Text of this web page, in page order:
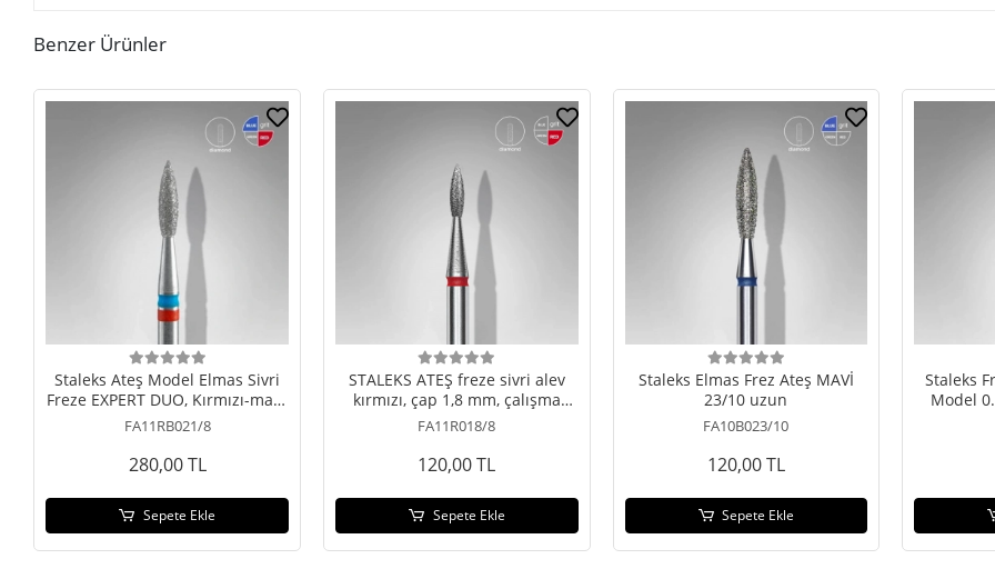
Benzer Ürünler
Staleks Ateş Model Elmas Sivri
Freze EXPERT DUO, Kırmızı-mavi,
0.21/8
FA11RB021/8
280,00 TL
Sepete Ekle
STALEKS ATEŞ freze sivri alev
kırmızı, çap 1,8 mm, çalışma
kısmı 8 mm
FA11R018/8
120,00 TL
Sepete Ekle
Staleks Elmas Frez Ateş MAVİ
23/10 uzun
FA10B023/10
120,00 TL
Sepete Ekle
Staleks
Model